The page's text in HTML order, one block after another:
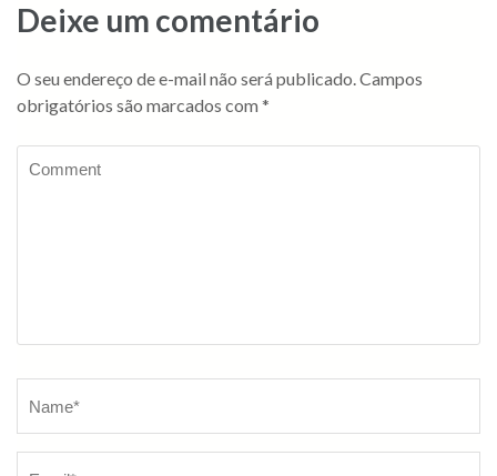
Deixe um comentário
O seu endereço de e-mail não será publicado.Campos
obrigatórios são marcados com *